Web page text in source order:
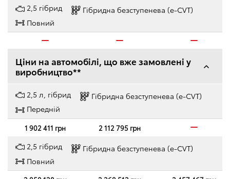
2,5 гібрид
Гібридна безступенева (e-CVT)
Повний
Ціни на автомобілі, що вже замовлені у
виробництво**
2,5 л, гібрид
Гібридна безступенева (e-CVT)
Передній
1 902 411 грн 2 112 795 грн
2,5 гібрид
Гібридна безступенева (e-CVT)
Повний